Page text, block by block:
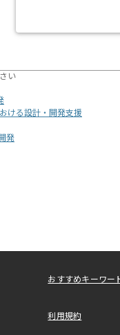
い
ける設計・開発支援
発
おすすめキーワー
利用規約